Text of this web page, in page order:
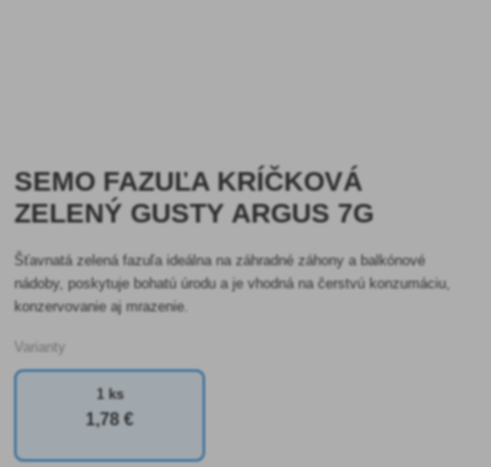
SEMO FAZUĽA KRÍČKOVÁ
ZELENÝ GUSTY ARGUS 7G
Šťavnatá zelená fazuľa ideálna na záhradné záhony a balkónové
nádoby, poskytuje bohatú úrodu a je vhodná na čerstvú konzumáciu,
konzervovanie aj mrazenie.
Varianty
1 ks
1,78 €